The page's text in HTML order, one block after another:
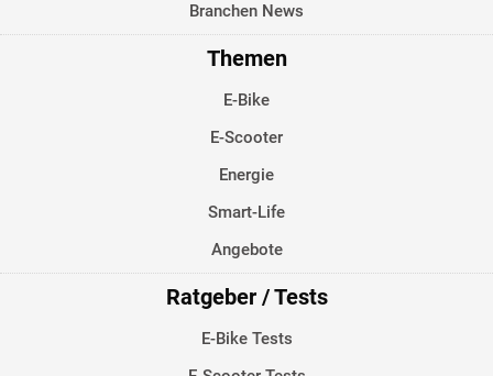
Branchen News
Themen
E-Bike
E-Scooter
Energie
Smart-Life
Angebote
Ratgeber / Tests
E-Bike Tests